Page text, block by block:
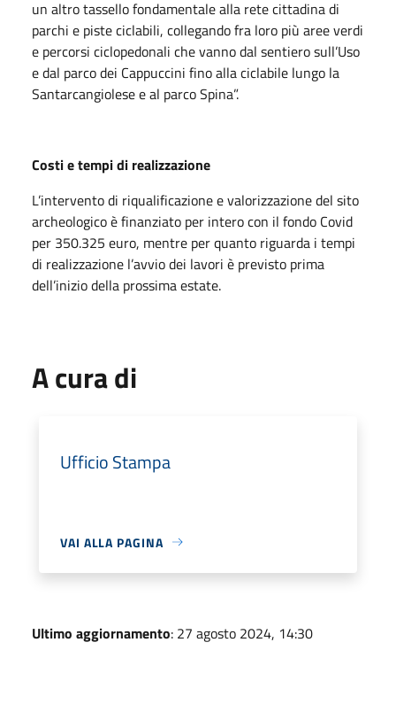
un altro tassello fondamentale alla rete cittadina di
parchi e piste ciclabili, collegando fra loro più aree verdi
e percorsi ciclopedonali che vanno dal sentiero sull’Uso
e dal parco dei Cappuccini fino alla ciclabile lungo la
Santarcangiolese e al parco Spina”.
Costi e tempi di realizzazione
L’intervento di riqualificazione e valorizzazione del sito
archeologico è finanziato per intero con il fondo Covid
per 350.325 euro, mentre per quanto riguarda i tempi
di realizzazione l’avvio dei lavori è previsto prima
dell’inizio della prossima estate.
A cura di
Ufficio Stampa
VAI ALLA PAGINA
Ultimo aggiornamento: 27 agosto 2024, 14:30